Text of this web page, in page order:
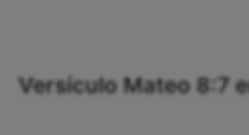
Versículo Mateo 8:7